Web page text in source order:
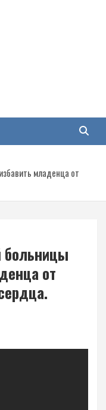
война
в Новороссии, ДНР,
младенца от
больницы
от